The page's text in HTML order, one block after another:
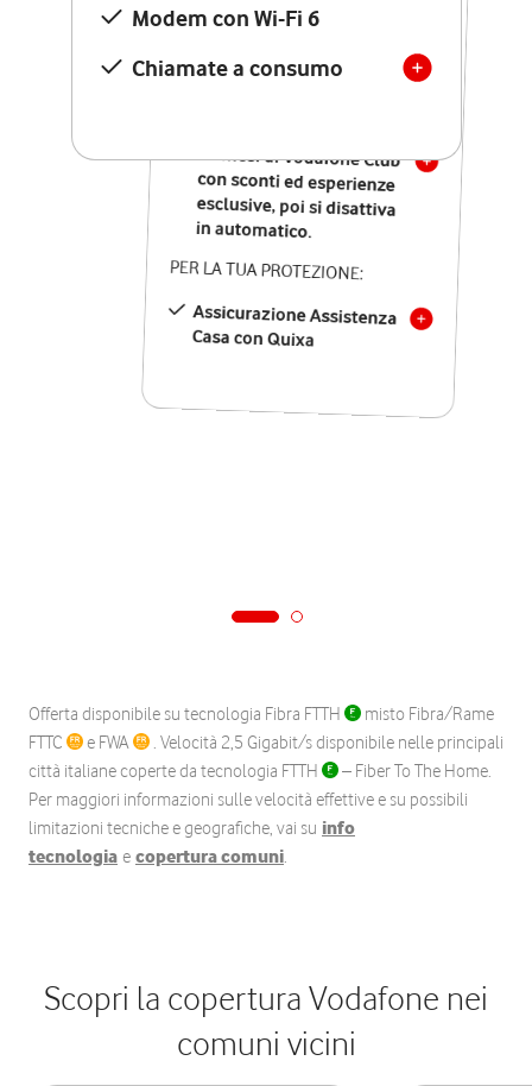
Modem con Wi-Fi 6
Chiamate a consumo
Chiamate illimitate verso
numeri fissi e mobili
nazionali
12 mesi di Vodafone Club
con sconti ed esperienze
esclusive, poi si disattiva
in automatico.
PER LA TUA PROTEZIONE:
Assicurazione Assistenza
Casa con Quixa
Offerta disponibile su tecnologia Fibra FTTH
misto Fibra/Rame
FTTC
e FWA
. Velocità 2,5 Gigabit/s disponibile nelle principali
città italiane coperte da tecnologia FTTH
– Fiber To The Home.
Per maggiori informazioni sulle velocità effettive e su possibili
limitazioni tecniche e geografiche, vai su info
tecnologia e copertura comuni.
Scopri la copertura Vodafone nei
comuni vicini